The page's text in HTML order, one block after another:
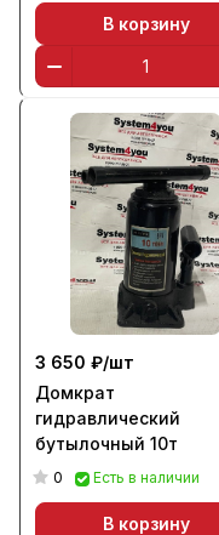
В корзину
3 650 ₽/шт
Домкрат
гидравлический
бутылочный 10т
0 Есть в наличии
В корзину